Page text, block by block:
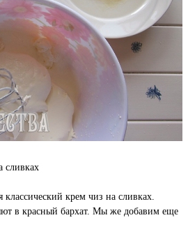
крем чиз на сливках.
в красный бархат. Мы же добавим еще